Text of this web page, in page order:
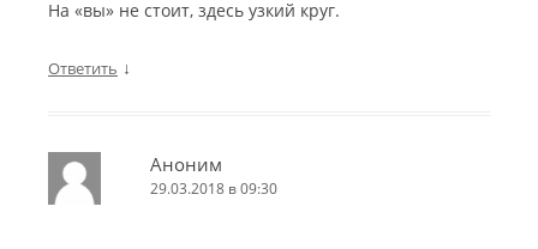
На «вы» не стоит, здесь узкий круг.
Ответить ↓
Аноним
29.03.2018 в 09:30